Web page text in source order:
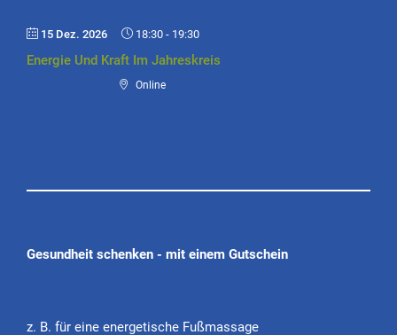
15 Dez. 2026 18:30 - 19:30
Energie Und Kraft Im Jahreskreis
Online
Gesundheit schenken - mit einem Gutschein
z. B. für eine energetische Fußmassage